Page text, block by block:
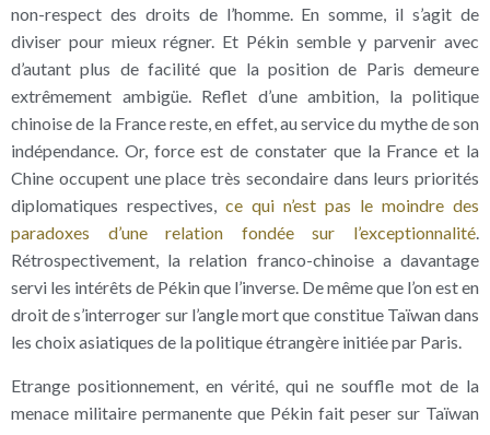
non-respect des droits de l’homme. En somme, il s’agit de
diviser pour mieux régner. Et Pékin semble y parvenir avec
d’autant plus de facilité que la position de Paris demeure
extrêmement ambigüe. Reflet d’une ambition, la politique
chinoise de la France reste, en effet, au service du mythe de son
indépendance. Or, force est de constater que la France et la
Chine occupent une place très secondaire dans leurs priorités
diplomatiques respectives, ce qui n’est pas le moindre des
paradoxes d’une relation fondée sur l’exceptionnalité.
Rétrospectivement, la relation franco-chinoise a davantage
servi les intérêts de Pékin que l’inverse. De même que l’on est en
droit de s’interroger sur l’angle mort que constitue Taïwan dans
les choix asiatiques de la politique étrangère initiée par Paris.
Etrange positionnement, en vérité, qui ne souffle mot de la
menace militaire permanente que Pékin fait peser sur Taïwan